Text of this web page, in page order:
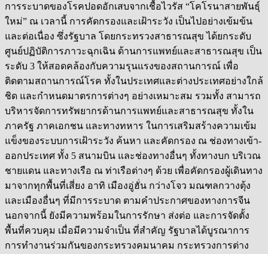
การระบาดของโรคปอดอักเสบจากเชื้อไวรัส “โคโรนาสายพันธุ์
ใหม่” ณ เวลานี้ การคัดกรองและเฝ้าระวัง เป็นไปอย่างเข้มข้น
และต่อเนื่อง ซึ่งรัฐบาล โดยกระทรวงสาธารณสุข ได้ยกระดับ
ศูนย์ปฏิบัติการภาวะฉุกเฉิน ด้านการแพทย์และสาธารณสุข เป็น
ระดับ 3 ให้สอดคล้องกับความรุนแรงของสถานการณ์ เพื่อ
ติดตามสถานการณ์โรค ทั้งในประเทศและต่างประเทศอย่างใกล้
ชิด และกำหนดมาตรการต่างๆ อย่างเหมาะสม รวมทั้ง สามารถ
บริหารจัดการทรัพยากรด้านการแพทย์และสาธารณสุข ทั้งใน
ภาครัฐ ภาคเอกชน และทางทหาร ในการเสริมสร้างความเข้ม
แข็งของระบบการเฝ้าระวัง ค้นหา และคัดกรอง ณ ช่องทางเข้า-
ออกประเทศ ทั้ง 5 สนามบิน และช่องทางอื่นๆ ทั้งทางบก บริเวณ
ชายแดน และทางเรือ ณ ท่าเรือต่างๆ ด้วย เพื่อคัดกรองผู้เดินทาง
มาจากทุกพื้นที่เสี่ยง อาทิ เมืองอู่ฮั่น กว่างโจว มณฑลกวางตุ้ง
และเมืองอื่นๆ ที่มีการระบาด ตามคำประกาศของทางการจีน
นอกจากนี้ ยังมีความพร้อมในการรักษา ส่งต่อ และการจัดตั้ง
พื้นที่ควบคุม เมื่อมีความจำเป็น ที่สำคัญ รัฐบาลได้บูรณาการ
การทำงานร่วมกันของกระทรวงคมนาคม กระทรวงการต่าง